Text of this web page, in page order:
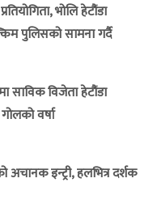
भोलि हेटौंडा
पुलिसको सामना गर्दै
साविक विजेता हेटौंडा
वर्षा
अचानक इन्ट्री, हलभित्र दर्शक